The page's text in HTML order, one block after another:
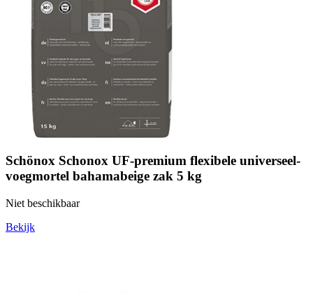
Schönox Schonox UF-premium flexibele universeel-
voegmortel bahamabeige zak 5 kg
Niet beschikbaar
Bekijk